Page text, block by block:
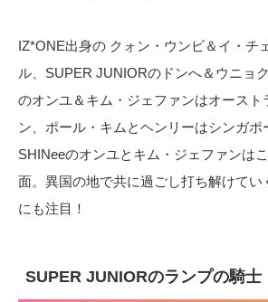
IZ*ONE出身の クォン・ウンビ＆イ・チ
ル、SUPER JUNIORのドンへ＆ウニョ
のオンユ＆キム・ジェファンはオースト
ン、ポール・キムとヘンリーはシンガポ
SHINeeのオンユとキム・ジェファンは
面。異国の地で共に過ごし打ち解けてい
にも注目！
SUPER JUNIORのランプの騎士